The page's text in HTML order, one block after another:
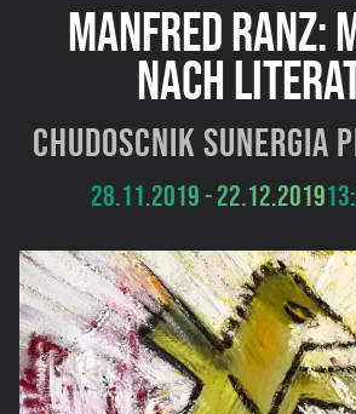
MANFRED RANZ:
NACH
Chudoscnik
28.11.2019 - 22.12.2019